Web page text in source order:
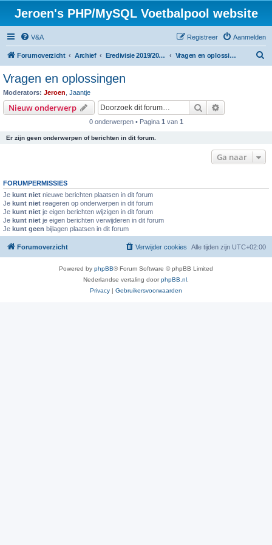
Jeroen's PHP/MySQL Voetbalpool website
V&A Aanmelden
Registreer
Forumoverzicht Archief Eredivisie 2019/2020 voetbalpool Vragen en oplossingen
Vragen en oplossingen
Moderators: Jeroen Jaantje
Nieuw onderwerp Zoek
0 onderwerpen • Pagina 1 van 1
Er zijn geen onderwerpen of berichten in dit forum.
Ga naar
FORUMPERMISSIES
Je kunt niet nieuwe berichten plaatsen in dit forum
Je kunt niet reageren op onderwerpen in dit forum
Je kunt niet je eigen berichten wijzigen in dit forum
Je kunt niet je eigen berichten verwijderen in dit forum
Je kunt geen bijlagen plaatsen in dit forum
Forumoverzicht Alle tijden zijn UTC+02:00
Verwijder cookies
Powered by phpBB® Forum Software © phpBB Limited
Nederlandse vertaling doorphpBB.nl
Privacy | Gebruikersvoorwaarden